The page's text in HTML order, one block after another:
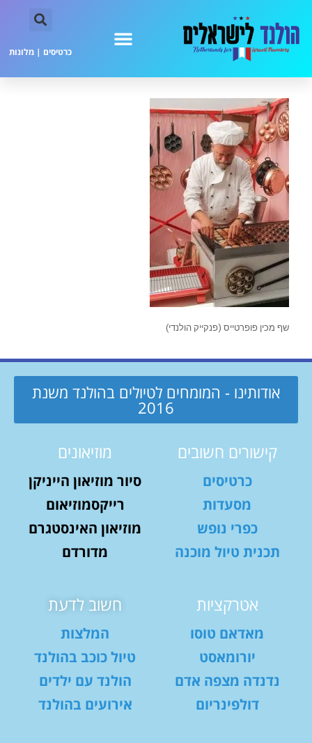
כרטיסים | מלונות
שף מכין פופרטייס (פנקייק הולנדי)
אודותינו - המומחים לטיולים בהולנד משנת
2016
קישורים חשובים
כרטיסים
מסעדות
כפרי נופש
תכנית טיול מוכנה
מוזיאונים
סיור מוזיאון הייניקן
רייקסמוזיאום
מוזיאון האינסטגרם
מדורדם
אטרקציות
מאדאם טוסו
יורומאסט
נדנדה מצפה אדם
דולפינריום
חשוב לדעת
המלצות
טיול כוכב בהולנד
הולנד עם ילדים
אירועים בהולנד